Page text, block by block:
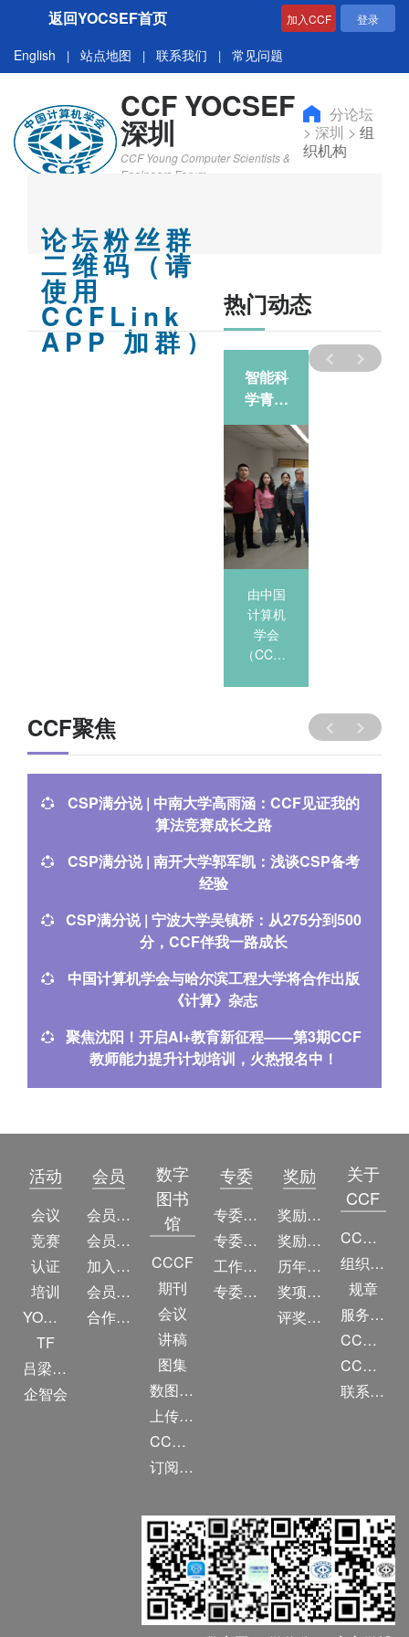
返回YOCSEF首页 加入CCF 登录
English | 站点地图 | 联系我们 | 常见问题
CCF YOCSEF
深圳
CCF Young Computer Scientists &
Engineers Forum
分论坛
> 深圳 > 组
织机构
论坛粉丝群
二维码（请
使用
CCFLink
APP 加群）
热门动态
2025-03-13
河北农
业大学
承...
智能科
学青年
先锋沙
龙-《大
模型和
DeepSeek
的机遇
与挑
战》-河
北金融
学院
由中国
计算机
学会
（CCF）
河北金
融学院
承...
凝心聚
论坛在
华北电
力大学
自动化
317会...
CCF聚焦
CSP满分说 | 中南大学高雨涵：CCF见证我的
算法竞赛成长之路
CSP满分说 | 南开大学郭军凯：浅谈CSP备考
经验
CSP满分说 | 宁波大学吴镇桥：从275分到500
分，CCF伴我一路成长
中国计算机学会与哈尔滨工程大学将合作出版
《计算》杂志
聚焦沈阳！开启AI+教育新征程——第3期CCF
教师能力提升计划培训，火热报名中！
活动
会议
竞赛
认证
培训
YOCSEF
TF
吕梁振兴
企智会
会员
会员简介
会员权益
加入CCF
会员交费
合作伙伴
数字
图书
馆
CCCF
期刊
会议
讲稿
图集
数图编审委员会
上传/发布作品
CCF DL Focus
订阅《计算》
专委
专委简介
专委条例
工作问答
专委名单
奖励
奖励动态
奖励目录
历年获奖名单
奖项推荐
评奖条例
关于
CCF
CCF简介
组织机构
规章
服务项目
CCF大事记
CCF创建60周年
联系我们